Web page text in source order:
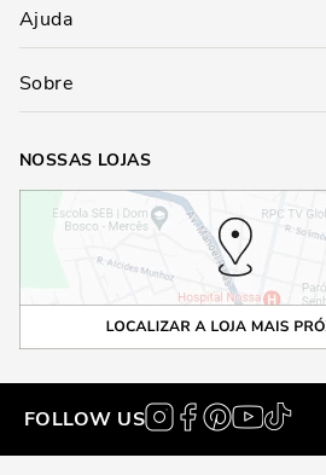
Ajuda
Sobre
NOSSAS LOJAS
FOLLOW US